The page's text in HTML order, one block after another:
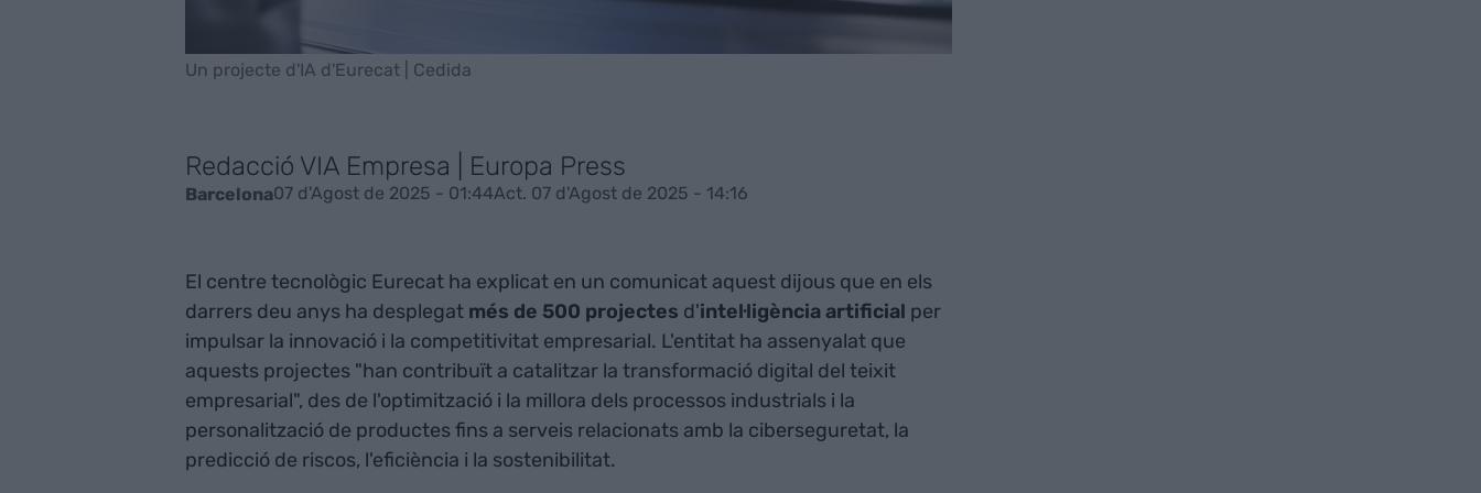
Un projecte d'IA d'Eurecat | Cedida
Redacció VIA Empresa | Europa Press
Barcelona07 d'Agost de 2025 - 01:44Act. 07 d'Agost de 2025 - 14:16
El centre tecnològic Eurecat ha explicat en un comunicat aquest dijous que en els
darrers deu anys ha desplegat més de 500 projectes d'intel·ligència artificial per
impulsar la innovació i la competitivitat empresarial. L'entitat ha assenyalat que
aquests projectes "han contribuït a catalitzar la transformació digital del teixit
empresarial", des de l'optimització i la millora dels processos industrials i la
personalització de productes fins a serveis relacionats amb la ciberseguretat, la
predicció de riscos, l'eficiència i la sostenibilitat.